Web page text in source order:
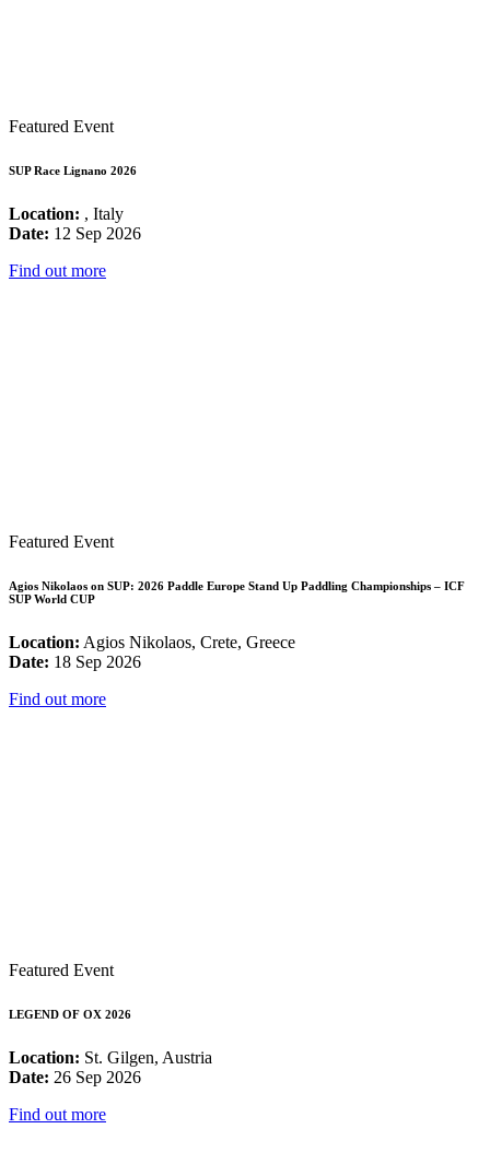
Featured Event
SUP Race Lignano 2026
Location: , Italy
Date: 12 Sep 2026
Find out more
Featured Event
Agios Nikolaos on SUP: 2026 Paddle Europe Stand Up Paddling Championships – ICF
SUP World CUP
Location: Agios Nikolaos, Crete, Greece
Date: 18 Sep 2026
Find out more
Featured Event
LEGEND OF OX 2026
Location: St. Gilgen, Austria
Date: 26 Sep 2026
Find out more